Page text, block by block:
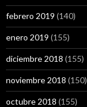
febrero 2019 (140)
enero 2019 (155)
diciembre 2018 (155)
noviembre 2018 (150)
octubre 2018 (155)